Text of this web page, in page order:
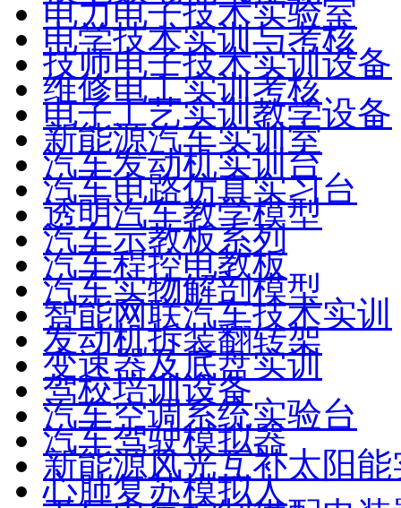
电力电子技术实验室
电学技术实训与考核
技师电子技术实训设备
维修电工实训考核
电子工艺实训教学设备
新能源汽车实训室
汽车发动机实训台
汽车电路仿真实习台
透明汽车教学模型
汽车示教板系列
汽车程控电教板
汽车实物解剖模型
智能网联汽车技术实训
发动机拆装翻转架
变速器及底盘实训
驾校培训设备
汽车空调系统实验台
汽车驾驶模拟器
新能源风光互补太阳能
心肺复苏模拟人